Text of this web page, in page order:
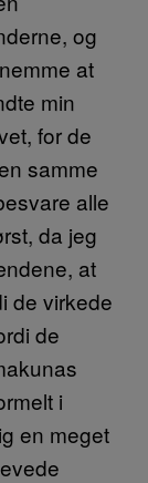
og
at
min
for de
samme
alle
da jeg
at
de virkede
de
i
en meget